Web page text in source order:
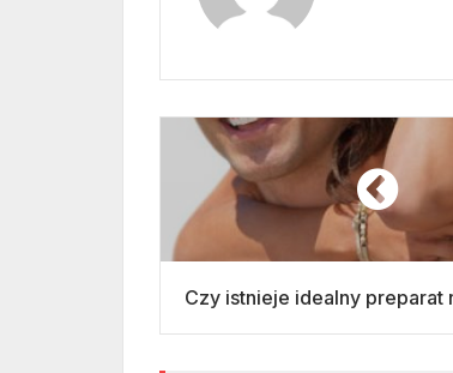
Czy istnieje idealny preparat